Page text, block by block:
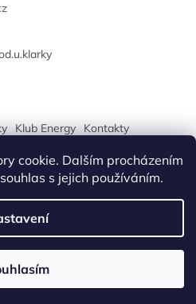
cookie. Dalším procházením
s jejich používáním.
Klub Energy Kontakty
České Budějovice a obchod U
práva vyhrazena.
novinek